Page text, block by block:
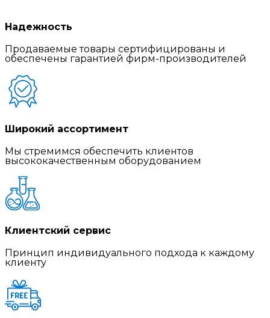
Надежность
Продаваемые товары сертифицированы и
обеспечены гарантией фирм-производителей
Широкий ассортимент
Мы стремимся обеспечить клиентов
высококачественным оборудованием
Клиентский сервис
Принцип индивидуального подхода к каждому
клиенту